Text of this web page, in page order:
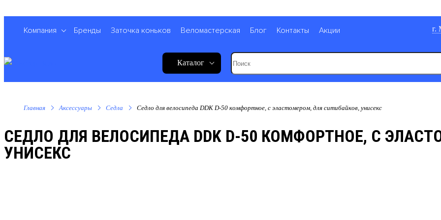
Компания Бренды Заточка коньков Веломастерская Блог Контакты Акции г.
Каталог
Главная Аксессуары Седла Седло для велосипеда DDK D-50 комфортное, с эластомером, для ситибайков, унисекс
СЕДЛО ДЛЯ ВЕЛОСИПЕДА DDK D-50 КОМФОРТНОЕ, С
УНИСЕКС